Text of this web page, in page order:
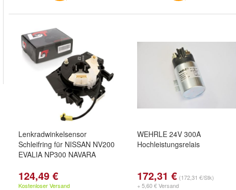
Lenkradwinkelsensor
Schleifring für NISSAN NV200
EVALIA NP300 NAVARA
124,49 €
Kostenloser Versand
WEHRLE 24V 300A
Hochleistungsrelais
172,31 € (172,31 €/Stk)
+ 5,60 € Versand